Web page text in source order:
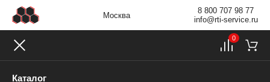
Москва
8 800 707 98 77
info@rti-service.ru
Каталог
0